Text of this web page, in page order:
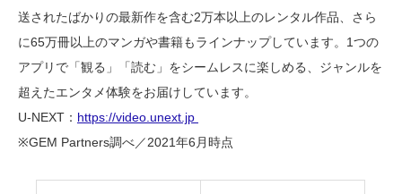
送されたばかりの最新作を含む2万本以上のレンタル作品、さら
に65万冊以上のマンガや書籍もラインナップしています。1つの
アプリで「観る」「読む」をシームレスに楽しめる、ジャンルを
超えたエンタメ体験をお届けしています。
U-NEXT： https://video.unext.jp
※GEM Partners調べ／2021年6月時点